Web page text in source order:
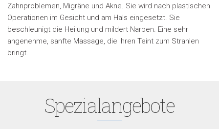
Zahnproblemen, Migräne und Akne. Sie wird nach plastischen
Operationen im Gesicht und am Hals eingesetzt. Sie
beschleunigt die Heilung und mildert Narben. Eine sehr
angenehme, sanfte Massage, die Ihren Teint zum Strahlen
bringt.
Spezialangebote